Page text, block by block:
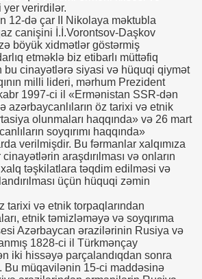
verirdilər.
12-də çar II Nikolaya məktubla
canişini İ.İ.Vorontsov-Daşkov
böyük xidmətlər göstərmiş
etməklə biz etibarlı müttəfiq
bu cinayətlərə siyasi və hüquqi qiymət
milli lideri, mərhum Prezident
1997-ci il «Ermənistan SSR-dən
azərbaycanlıların öz tarixi və etnik
olunmaları haqqında» və 26 mart
soyqırımı haqqında»
verilmişdir. Bu fərmanlar xalqımıza
araşdırılması və onların
təşkilatlara təqdim edilməsi və
üçün hüquqi zəmin
tarixi və etnik torpaqlarından
etnik təmizləməyə və soyqırıma
Azərbaycan ərazilərinin Rusiya və
1828-ci il Türkmənçay
iki hissəyə parçalandıqdan sonra
Bu müqavilənin 15-ci maddəsinə